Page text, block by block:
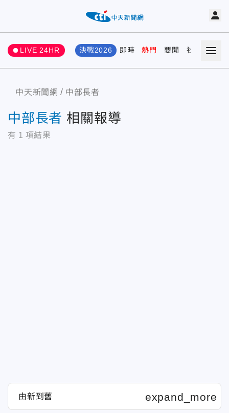
LIVE 24HR 決戰2026 即時 熱門 要聞 社會 娛樂
中天新聞網 中部長者
中部長者 相關報導
有 1 項結果